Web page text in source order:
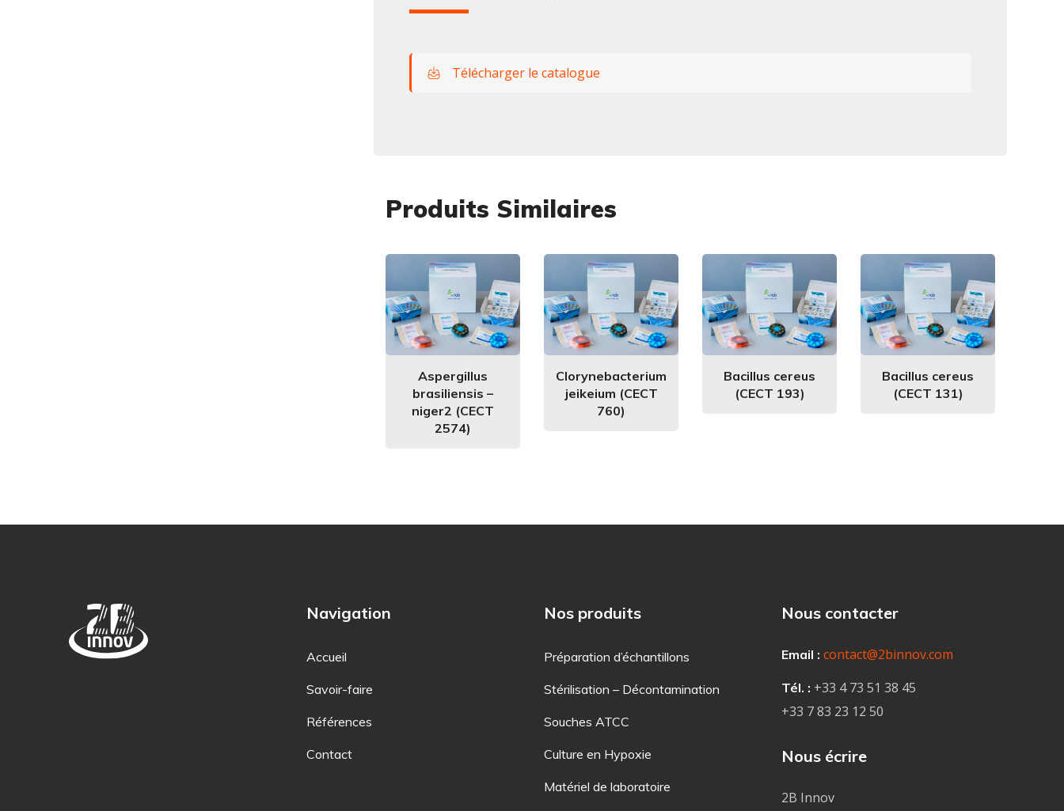
Télécharger le catalogue
Produits Similaires
Aspergillus
brasiliensis –
niger2 (CECT
2574)
Clorynebacterium
jeikeium (CECT
760)
Bacillus cereus
(CECT 193)
Bacillus cereus
(CECT 131)
Navigation
Accueil
Savoir-faire
Références
Contact
Nos produits
Préparation d’échantillons
Stérilisation – Décontamination
Souches ATCC
Culture en Hypoxie
Matériel de laboratoire
Nous contacter
Email : contact@2binnov.com
Tél. : +33 473 51 38 45
+33 7 83 23 12 50
Nous écrire
2B Innov